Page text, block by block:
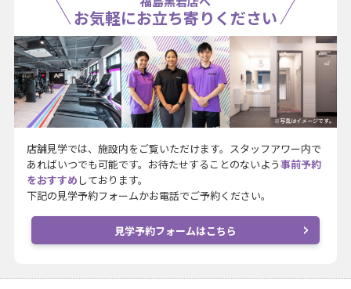
お気軽にお立ち寄りください
※写真はイメージです。
店舗見学では、施設内をご覧いただけます。スタッフアワー内で
あればいつでも可能です。お待たせすることのないよう事前予約
をおすすめ しております。
下記の見学予約フォームかお電話でご予約ください。
見学予約フォームはこちら